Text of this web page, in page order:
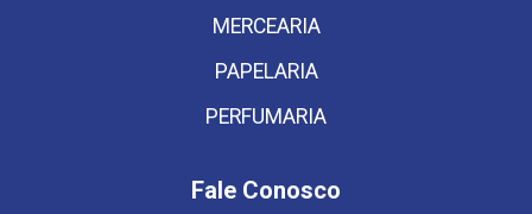
MERCEARIA
PAPELARIA
PERFUMARIA
Fale Conosco